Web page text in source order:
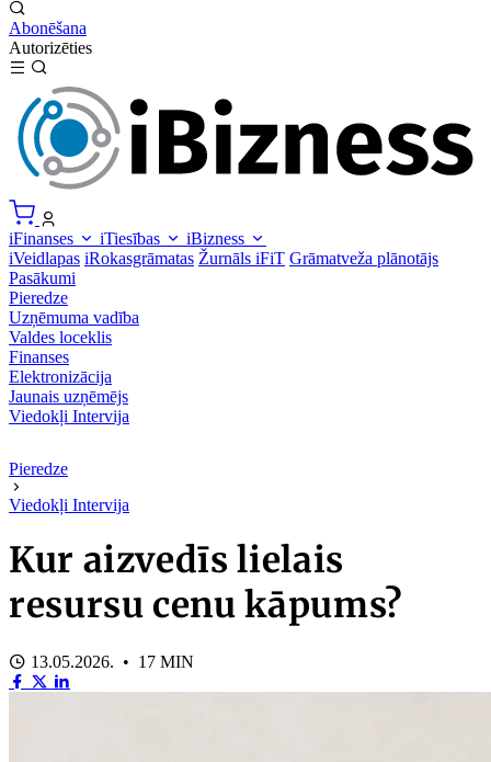
Abonēšana
Autorizēties
iFinanses iTiesības
iBizness
iVeidlapas iRokasgrāmatas Žurnāls iFiT Grāmatveža plānotājs
Pasākumi
Pieredze
Uzņēmuma vadība
Valdes loceklis
Finanses
Elektronizācija
Jaunais uzņēmējs
Viedokļi Intervija
Pieredze
Viedokļi Intervija
Kur aizvedīs lielais
resursu cenu kāpums?
13.05.2026. • 17 MIN